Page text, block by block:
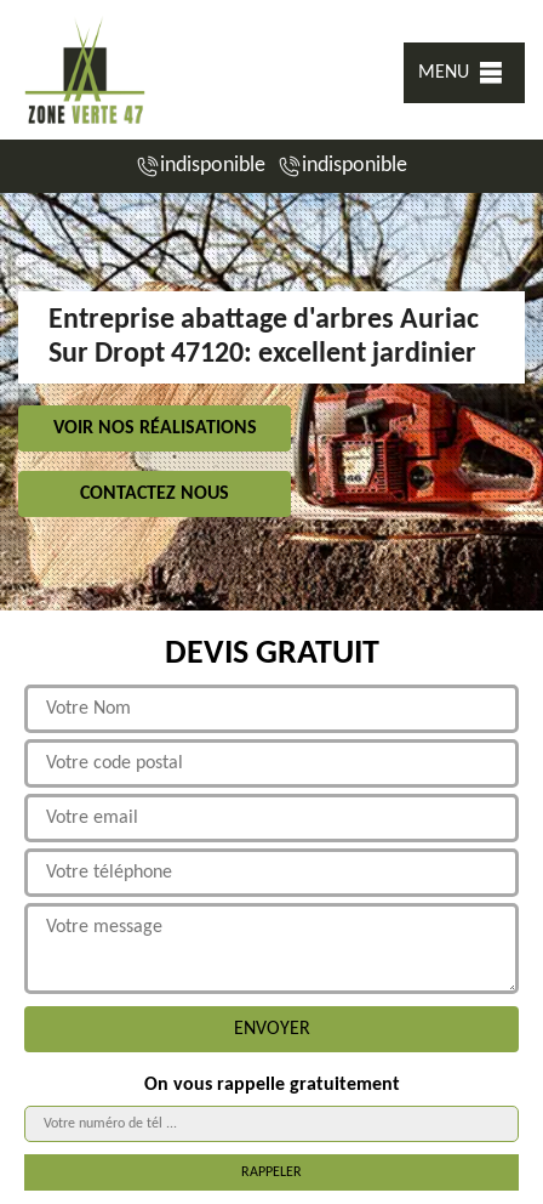
MENU
indisponible indisponible
Entreprise abattage d'arbres Auriac
Sur Dropt 47120: excellent jardinier
VOIR NOS RÉALISATIONS
CONTACTEZ NOUS
DEVIS GRATUIT
On vous rappelle gratuitement